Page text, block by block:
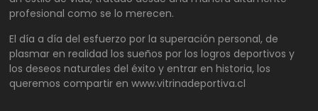
profesional como se lo merecen.
El día a día del esfuerzo por la superación personal, de
plasmar en realidad los sueños por los logros deportivos y
los deseos naturales del éxito y entrar en historia, los
queremos compartir en www.vitrinadeportiva.cl